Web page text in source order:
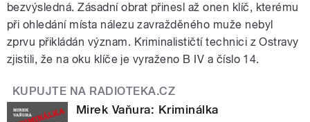
bezvýsledná. Zásadní obrat přinesl až onen klíč, kterému
při ohledání místa nálezu zavražděného muže nebyl
zprvu přikládán význam. Kriminalističtí technici z Ostravy
zjistili, že na oku klíče je vyraženo B IV a číslo 14.
KUPUJTE NA RADIOTEKA.CZ
Mirek Vaňura: Kriminálka